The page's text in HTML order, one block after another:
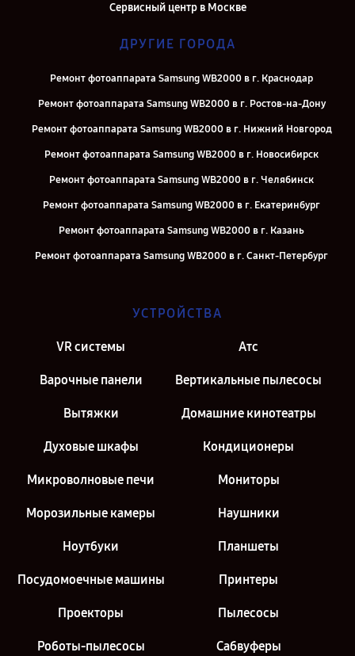
Сервисный центр в Москве
ДРУГИЕ ГОРОДА
Ремонт фотоаппарата Samsung WB2000 в г. Краснодар
Ремонт фотоаппарата Samsung WB2000 в г. Ростов-на-Дону
Ремонт фотоаппарата Samsung WB2000 в г. Нижний Новгород
Ремонт фотоаппарата Samsung WB2000 в г. Новосибирск
Ремонт фотоаппарата Samsung WB2000 в г. Челябинск
Ремонт фотоаппарата Samsung WB2000 в г. Екатеринбург
Ремонт фотоаппарата Samsung WB2000 в г. Казань
Ремонт фотоаппарата Samsung WB2000 в г. Санкт-Петербург
УСТРОЙСТВА
VR системы Атс
Варочные панели Вертикальные пылесосы
Вытяжки Домашние кинотеатры
Духовые шкафы Кондиционеры
Микроволновые печи Мониторы
Морозильные камеры Наушники
Ноутбуки Планшеты
Посудомоечные машины Принтеры
Проекторы Пылесосы
Роботы-пылесосы Сабвуферы